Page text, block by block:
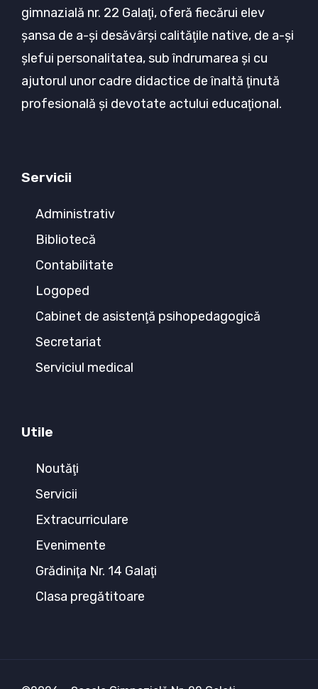
gimnazială nr. 22 Galaţi, oferă fiecărui elev
şansa de a-şi desăvârşi calităţile native, de a-şi
şlefui personalitatea, sub îndrumarea şi cu
ajutorul unor cadre didactice de înaltă ţinută
profesională şi devotate actului educaţional.
Servicii
Administrativ
Bibliotecă
Contabilitate
Logoped
Cabinet de asistenţă psihopedagogică
Secretariat
Serviciul medical
Utile
Noutăţi
Servicii
Extracurriculare
Evenimente
Grădiniţa Nr. 14 Galaţi
Clasa pregătitoare